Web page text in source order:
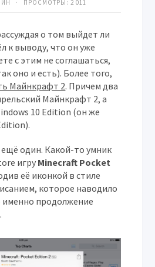
· ПРОСМОТРЫ: 2 011
о том выйдет ли
к выводу, что он уже
с этим не соглашаться,
оно и есть). Более того,
Майнкрафт 2. Причем два
Майнкрафт 2, а
10 Edition (он же
ещё один. Какой-то умник
игру Minecraft Pocket
её иконкой в стиле
которое наводило
именно продолжение